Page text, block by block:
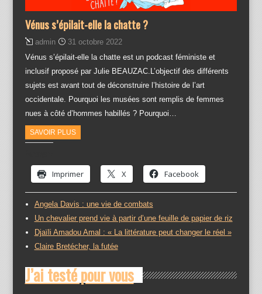
Vénus s’épilait-elle la chatte ?
admin
31 octobre 2022
Vénus s’épilait-elle la chatte est un podcast féministe et
inclusif proposé par Julie BEAUZAC.L’objectif des différents
sujets est avant tout de déconstruire l’histoire de l’art
occidentale. Pourquoi les musées sont remplis de femmes
nues à côté d’hommes habillés ? Pourquoi…
SAVOIR PLUS
Imprimer X Facebook
Angela Davis : une vie de combats
Un chevalier prend vie à partir d’une feuille de papier de riz
Djaïli Amadou Amal : « La littérature peut changer le réel »
Claire Bretécher, la futée
J’ai testé pour vous